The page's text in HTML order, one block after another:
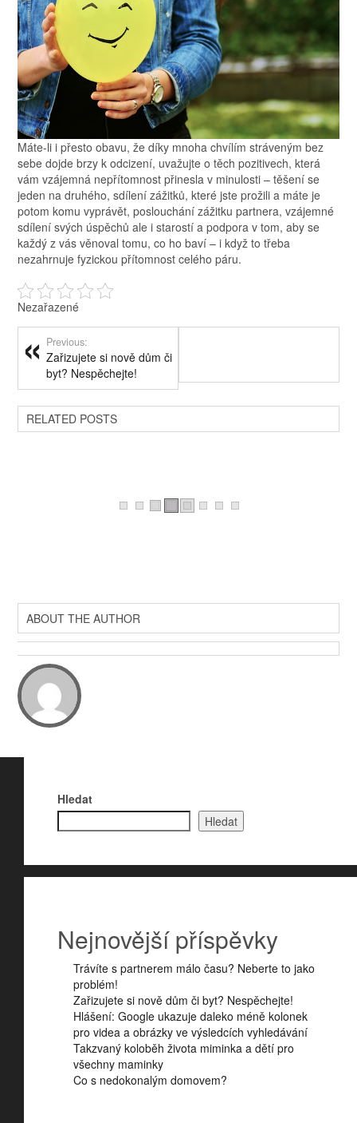
Máte-li i přesto obavu, že díky mnoha chvílím stráveným bez
sebe dojde brzy k odcizení, uvažujte o těch pozitivech, která
vám vzájemná nepřítomnost přinesla v minulosti – těšení se
jeden na druhého, sdílení zážitků, které jste prožili a máte je
potom komu vyprávět, poslouchání zážitku partnera, vzájemné
sdílení svých úspěchů ale i starostí a podpora v tom, aby se
každý z vás věnoval tomu, co ho baví – i když to třeba
nezahrnuje fyzickou přítomnost celého páru.
Nezařazené
Previous:
Zařizujete si nově dům či
byt? Nespěchejte!
RELATED POSTS
ABOUT THE AUTHOR
Hledat
Hledat
Nejnovější příspěvky
Trávíte s partnerem málo času? Neberte to jako
problém!
Zařizujete si nově dům či byt? Nespěchejte!
Hlášení: Google ukazuje daleko méně kolonek
pro videa a obrázky ve výsledcích vyhledávání
Takzvaný koloběh života miminka a dětí pro
všechny maminky
Co s nedokonalým domovem?